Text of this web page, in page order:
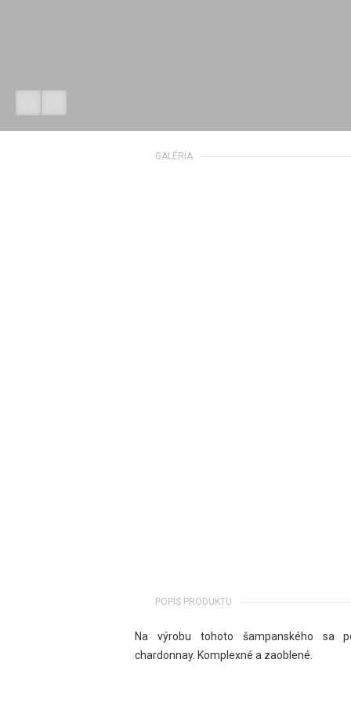
GALÉRIA
POPIS PRODUKTU
Na výrobu tohoto šampanského sa
chardonnay. Komplexné a zaoblené.